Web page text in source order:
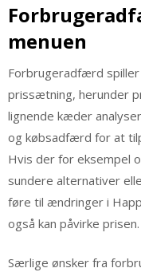
menuen
Forbrugeradfærd
prissætning, herunder
lignende kæder
og købsadfærd for at
Hvis der for eksempel
sundere alternativer
føre til ændringer i
også kan påvirke prisen.
Særlige ønsker fra